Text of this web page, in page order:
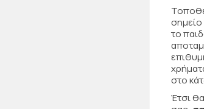
σημείο
το
στο
Έτσι